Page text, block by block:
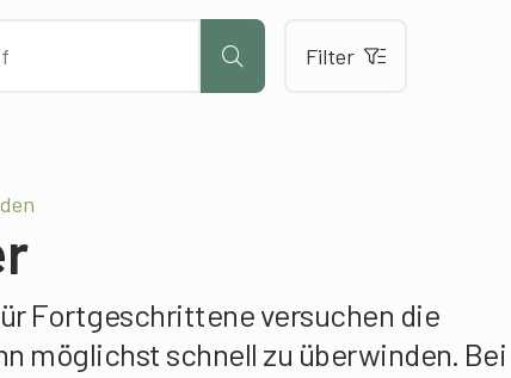
Filter
Fortgeschrittene versuchen die
möglichst schnell zu überwinden. Bei